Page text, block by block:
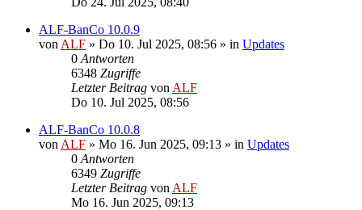
ALF-BanCo 10.0.9
von ALF » Do 10. Jul 2025, 08:56 » in Updates
0 Antworten
6348 Zugriffe
Letzter Beitrag von ALF
Do 10. Jul 2025, 08:56
ALF-BanCo 10.0.8
von ALF » Mo 16. Jun 2025, 09:13 » in Updates
0 Antworten
6349 Zugriffe
Letzter Beitrag von ALF
Mo 16. Jun 2025, 09:13